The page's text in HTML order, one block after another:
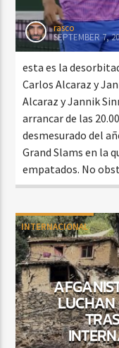
rasco
SEPTEMBER 7,
esta es la
Carlos Alcaraz y
Alcaraz y Jannik
arrancar de las
desmesurado del
Grand Slams en la
empatados. No
INTERNACIONAL
LUCHAN